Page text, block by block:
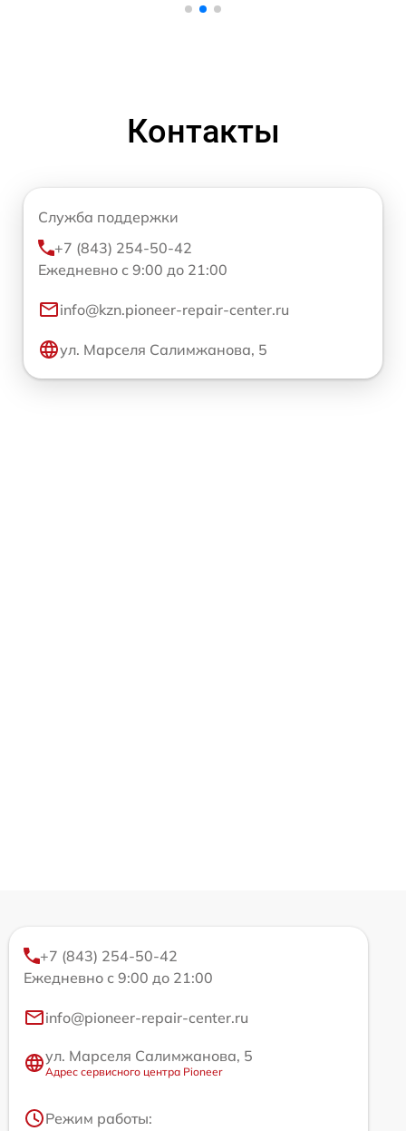
Контакты
Служба поддержки
+7 (843) 254-50-42
Ежедневно с 9:00 до 21:00
info@kzn.pioneer-repair-center.ru
ул. Марселя Салимжанова, 5
+7 (843) 254-50-42
Ежедневно с 9:00 до 21:00
info@pioneer-repair-center.ru
ул. Марселя Салимжанова, 5
Адрес сервисного центра Pioneer
Режим работы: